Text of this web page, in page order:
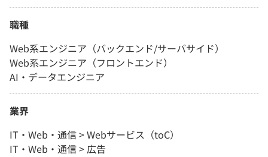
職種
Web系エンジニア（バックエンド/サーバサイド）
Web系エンジニア（フロントエンド）
AI・データエンジニア
業界
IT・Web・通信 > Webサービス（toC）
IT・Web・通信 > 広告